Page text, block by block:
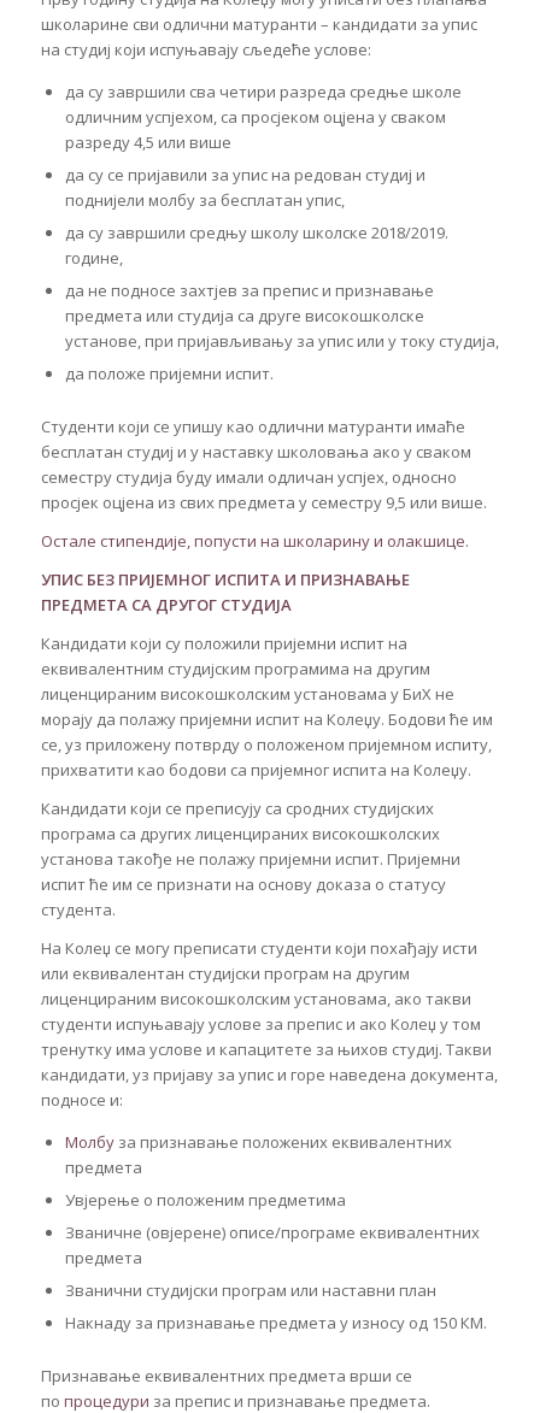
школарине сви одлични матуранти – кандидати за упис
на студиј који испуњавају сљедеће услове:
да су завршили сва четири разреда средње школе
одличним успјехом, са просјеком оцјена у сваком
разреду 4,5 или више
да су се пријавили за упис на редован студиј и
поднијели молбу за бесплатан упис,
да су завршили средњу школу школске 2018/2019.
године,
да не подносе захтјев за препис и признавање
предмета или студија са друге високошколске
установе, при пријављивању за упис или у току студија,
да положе пријемни испит.
Студенти који се упишу као одлични матуранти имаће
бесплатан студиј и у наставку школовања ако у сваком
семестру студија буду имали одличан успјех, односно
просјек оцјена из свих предмета у семестру 9,5 или више.
Остале стипендије, попусти на школарину и олакшице.
УПИС БЕЗ ПРИЈЕМНОГ ИСПИТА И ПРИЗНАВАЊЕ
ПРЕДМЕТА СА ДРУГОГ СТУДИЈА
Кандидати који су положили пријемни испит на
еквивалентним студијским програмима на другим
лиценцираним високошколским установама у БиХ не
морају да полажу пријемни испит на Колеџу. Бодови ће им
се, уз приложену потврду о положеном пријемном испиту,
прихватити као бодови са пријемног испита на Колеџу.
Кандидати који се преписују са сродних студијских
програма са других лиценцираних високошколских
установа такође не полажу пријемни испит. Пријемни
испит ће им се признати на основу доказа о статусу
студента.
На Колеџ се могу преписати студенти који похађају исти
или еквивалентан студијски програм на другим
лиценцираним високошколским установама, ако такви
студенти испуњавају услове за препис и ако Колеџ у том
тренутку има услове и капацитете за њихов студиј. Такви
кандидати, уз пријаву за упис и горе наведена документа,
подносе и:
Молбуза признавање положених еквивалентних
предмета
Увјерење о положеним предметима
Званичне (овјерене) описе/програме еквивалентних
предмета
Званични студијски програм или наставни план
Накнаду за признавање предмета у износу од 150 КМ.
Признавање еквивалентних предмета врши се
по процедури за препис и признавање предмета.